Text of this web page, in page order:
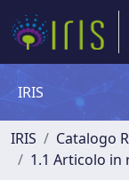
IRIS
IRIS Catalogo
1.1 Articolo in